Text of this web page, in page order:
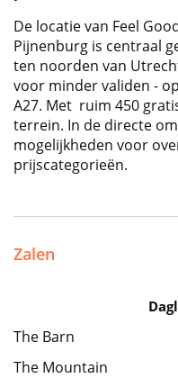
De locatie van Feel
Pijnenburg is centraal
ten noorden van
voor minder validen -
A27. Met ruim 450
terrein. In de directe
mogelijkheden voor
prijscategorieën.
Zalen
The Barn
The Mountain